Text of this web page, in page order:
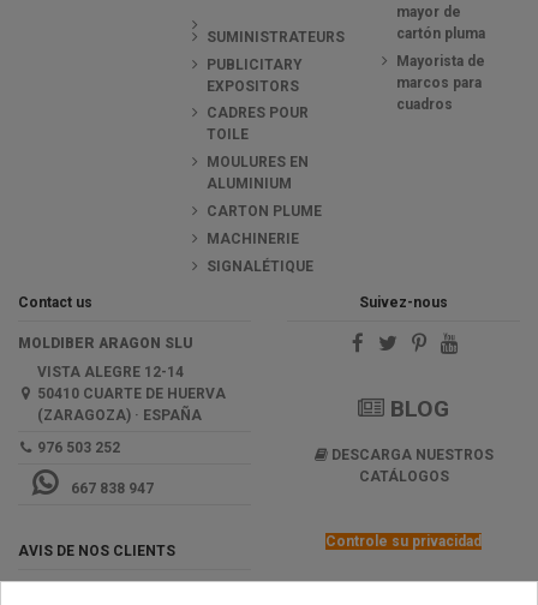
SUMINISTRATEURS
PUBLICITARY
EXPOSITORS
CADRES POUR
TOILE
MOULURES EN
ALUMINIUM
CARTON PLUME
MACHINERIE
SIGNALÉTIQUE
mayor de
cartón pluma
Mayorista de
marcos para
cuadros
Contact us
MOLDIBER ARAGON SLU
VISTA ALEGRE 12-14
50410 CUARTE DE HUERVA
(ZARAGOZA) · ESPAÑA
976 503 252
667 838 947
AVIS DE NOS CLIENTS
Suivez-nous
BLOG
DESCARGA NUESTROS
CATÁLOGOS
Controle su privacidad